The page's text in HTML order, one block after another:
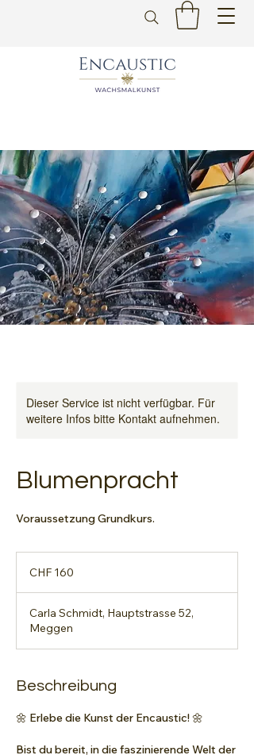
Dieser Service ist nicht verfügbar. Für
weitere Infos bitte Kontakt aufnehmen.
Blumenpracht
Voraussetzung Grundkurs.
Franken
CHF 160
Carla Schmidt, Hauptstrasse 52,
Meggen
Beschreibung
🌼 Erlebe die Kunst der Encaustic! 🌼
Bist du bereit, in die faszinierende Welt der